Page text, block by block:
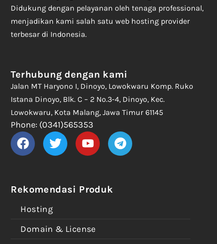
Didukung dengan pelayanan oleh tenaga professional,
menjadikan kami salah satu web hosting provider
terbesar di Indonesia.
Rekomendasi Produk
Hosting
Domain & License
Terhubung dengan kami
Jalan MT Haryono I, Dinoyo, Lowokwaru Komp. Ruko
Istana Dinoyo, Blk. C – 2 No.3-4, Dinoyo, Kec.
Lowokwaru, Kota Malang, Jawa Timur 61145
Phone: (0341)565353